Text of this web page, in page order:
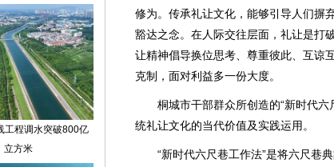
修为。传承礼让文化，能够引导人们摒
豁达之念。在人际交往层面，礼让是打
让精神倡导换位思考、尊重彼此、互谅
克制，面对利益多一份大度。
桐城市干部群众所创造的“新时代六
统礼让文化的当代价值及实践运用。
“新时代六尺巷工作法”是将六尺巷典